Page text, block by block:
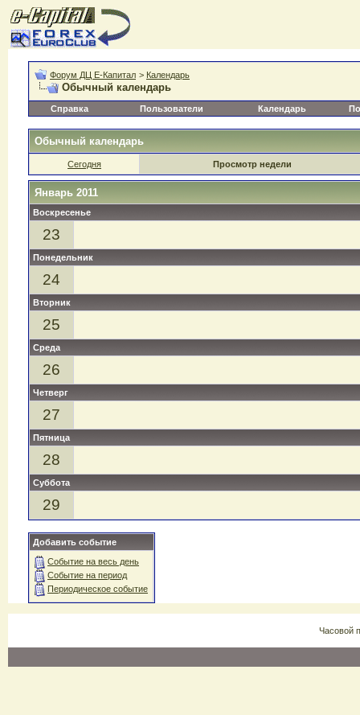
Форум ДЦ Е-Капитал > Календарь
Обычный календарь
Справка Пользователи Календарь
Обычный календарь
Сегодня Просмотр недели
Январь 2011
Воскресенье
23
Понедельник
24
Вторник
25
Среда
26
Четверг
27
Пятница
28
Суббота
29
Добавить событие
Событие на весь день
Событие на период
Периодическое событие
Часовой